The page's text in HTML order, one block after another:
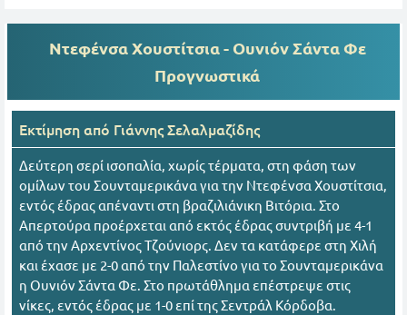
Ντεφένσα Xουστίτσια - Ουνιόν Σάντα Φε
Προγνωστικά
Εκτίμηση από Γιάννης Σελαλμαζίδης
Δεύτερη σερί ισοπαλία, χωρίς τέρματα, στη φάση των
ομίλων του Σουνταμερικάνα για την Ντεφένσα Χουστίτσια,
εντός έδρας απέναντι στη βραζιλιάνικη Βιτόρια. Στο
Απερτούρα προέρχεται από εκτός έδρας συντριβή με 4-1
από την Αρχεντίνος Τζούνιορς. Δεν τα κατάφερε στη Χιλή
και έχασε με 2-0 από την Παλεστίνο για το Σουνταμερικάνα
η Ουνιόν Σάντα Φε. Στο πρωτάθλημα επέστρεψε στις
νίκες, εντός έδρας με 1-0 επί της Σεντράλ Κόρδοβα.